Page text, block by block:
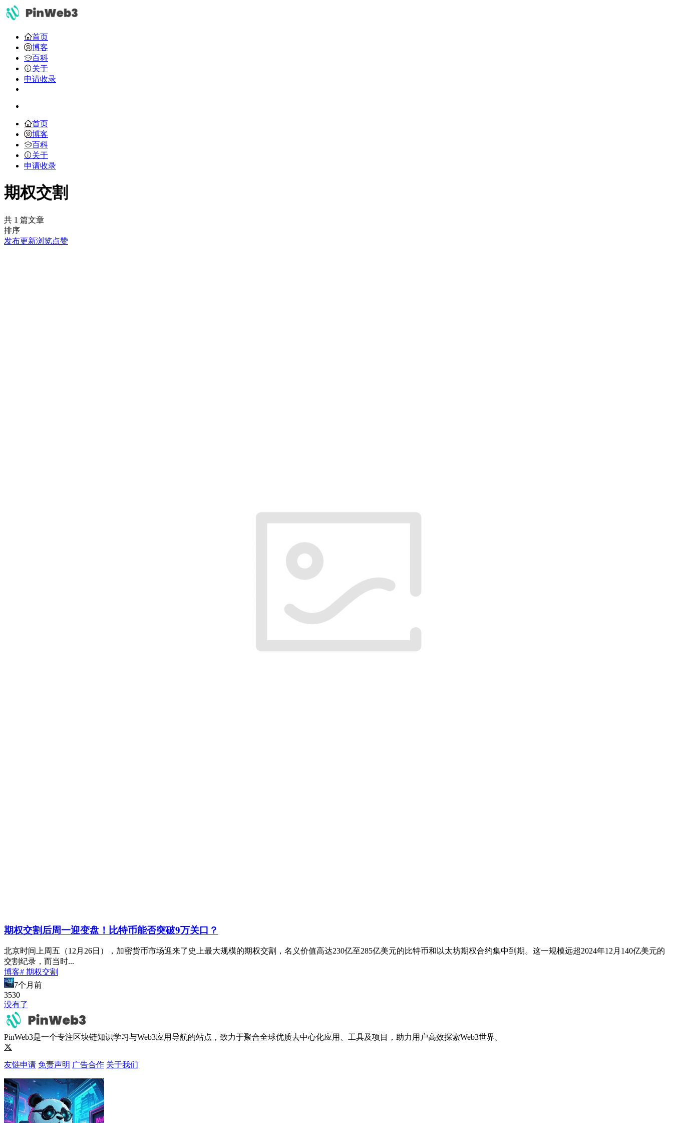
首页
博客
百科
关于
申请收录
首页
博客
百科
关于
申请收录
期权交割
共 1 篇文章
排序
发布更新浏览点赞
期权交割后周一迎变盘！比特币能否突破9万关口？
北京时间上周五（12月26日），加密货币市场迎来了史上最大规模的期权交割，名义价值高达230亿至285亿美元的比特币和以太坊期权合约集中到期。这一规模远超2024年12月140亿美元的
交割纪录，而当时...
博客# 期权交割
7个月前
3530
没有了
PinWeb3是一个专注区块链知识学习与Web3应用导航的站点，致力于聚合全球优质去中心化应用、工具及项目，助力用户高效探索Web3世界。
友链申请 免责声明 广告合作 关于我们